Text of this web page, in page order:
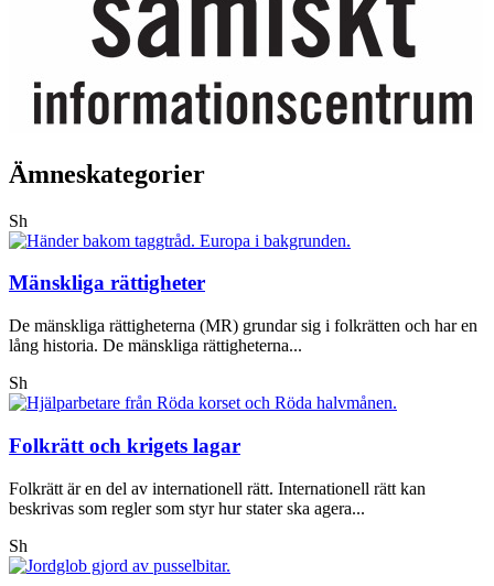
Ämneskategorier
Sh
Mänskliga rättigheter
De mänskliga rättigheterna (MR) grundar sig i folkrätten och har en
lång historia. De mänskliga rättigheterna...
Sh
Folkrätt och krigets lagar
Folkrätt är en del av internationell rätt. Internationell rätt kan
beskrivas som regler som styr hur stater ska agera...
Sh